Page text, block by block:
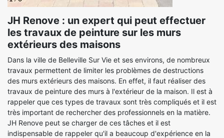
JH Renove : un expert qui peut effectuer
les travaux de peinture sur les murs
extérieurs des maisons
Dans la ville de Belleville Sur Vie et ses environs, de nombreux
travaux permettent de limiter les problèmes de destructions
des murs extérieurs des maisons. En effet, il faut réaliser des
travaux de peinture des murs à l'extérieur de la maison. Il est à
rappeler que ces types de travaux sont très compliqués et il est
très important de rechercher des professionnels en la matière.
JH Renove peut se charger de ces tâches et il est
indispensable de rappeler qu'il a beaucoup d'expérience en la